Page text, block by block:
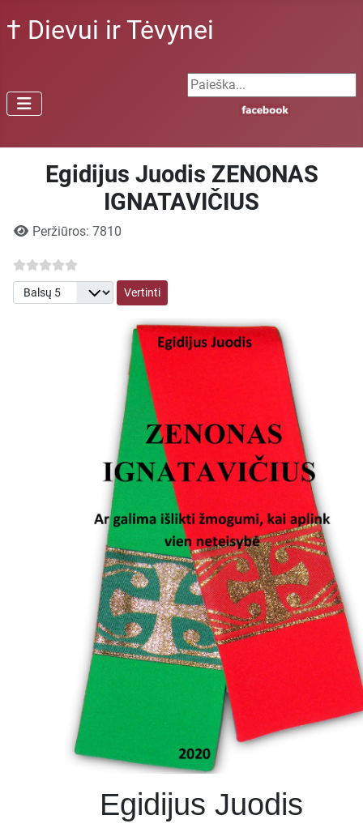
† Dievui ir Tėvynei
Search ...
Egidijus Juodis ZENONAS
IGNATAVIČIUS
Išsami informacija
Peržiūros: 7810
Prašome įvertinti
Egidijus Juodis